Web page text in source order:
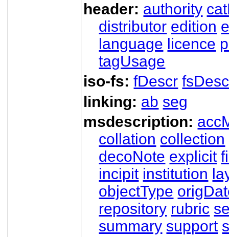
header: authority
distributor edition
language licence
tagUsage
iso-fs:fDescr
linking: ab seg
msdescription:
collation collection
decoNote explicit
incipit institution
objectType
repository rubric
summary support